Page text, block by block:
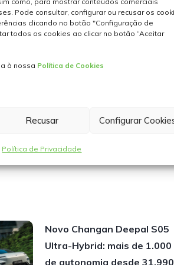
Pode consultar, configurar ou recusar os
clicando no botão "Configuração de
todos os cookies ao clicar no botão “Aceitar
à nossa Política de Cookies
Recusar Configurar
Política de Privacidade
de legalização. As imagens e
disponibilizados correspondem aos
o disposto no Regulamento (CE) n.º
94/CE. Estes valores foram medidos de
CO2 e do consumo de combustível de
(WLTP), definido no
de registo, taxas de pré-entrega. O
concessionários aderentes.
contactar o concessionário
Novo Changan Deepal S05
Ultra-Hybrid: mais de 1.000
de autonomia desde